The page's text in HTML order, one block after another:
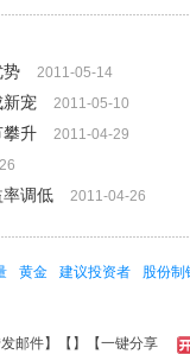
势
2011-05-14
新宠 2011-05-10
攀升 2011-04-29
率调低 2011-04-26
黄金 建议投资者 股份制
邮件】【 】 【一键分享